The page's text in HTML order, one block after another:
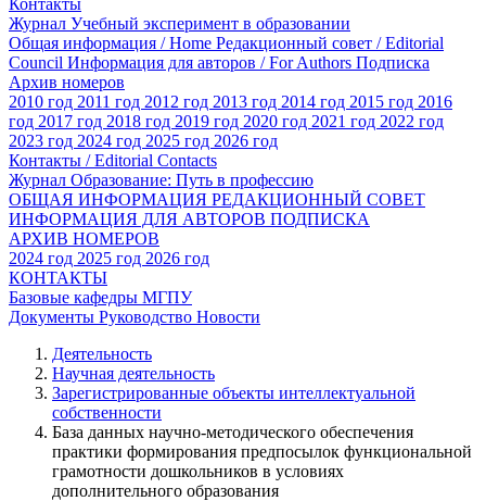
Журнал Учебный эксперимент в образовании
Общая информация / Home Редакционный совет / Editorial
Council Информация для авторов / For Authors Подписка
Архив номеров
2010 год 2011 год 2012 год 2013 год 2014 год 2015 год 2016
год 2017 год 2018 год 2019 год 2020 год 2021 год 2022 год
2023 год 2024 год 2025 год 2026 год
Контакты / Editorial Contacts
Журнал Образование: Путь в профессию
ОБЩАЯ ИНФОРМАЦИЯ РЕДАКЦИОННЫЙ СОВЕТ
ИНФОРМАЦИЯ ДЛЯ АВТОРОВ ПОДПИСКА
АРХИВ НОМЕРОВ
2024 год 2025 год 2026 год
КОНТАКТЫ
Базовые кафедры МГПУ
Документы Руководство Новости
Деятельность
Научная деятельность
Зарегистрированные объекты интеллектуальной
собственности
База данных научно-методического обеспечения
практики формирования предпосылок функциональной
грамотности дошкольников в условиях
дополнительного образования